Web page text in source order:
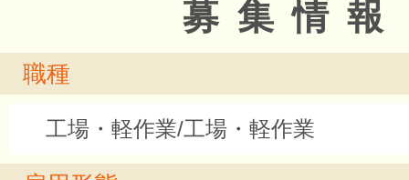
募集情報
職種
工場・軽作業/工場・軽作業